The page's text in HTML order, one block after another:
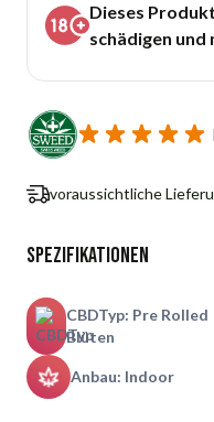
Dieses
schädigen und
voraussichtliche
Spezifikationen
CBDTyp: Pre Rolled
Blüten
Anbau: Indoor